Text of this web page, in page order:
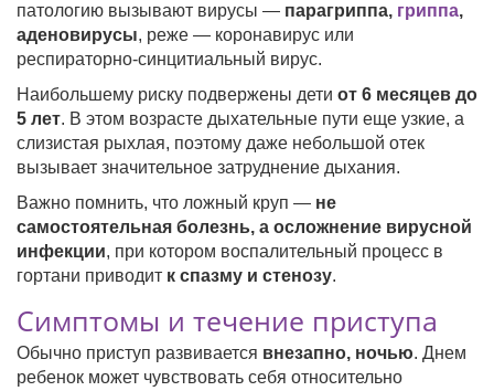
патологию вызывают вирусы — парагриппа, гриппа,
аденовирусы, реже — коронавирус или
респираторно-синцитиальный вирус.
Наибольшему риску подвержены дети от 6 месяцев до
5 лет. В этом возрасте дыхательные пути еще узкие, а
слизистая рыхлая, поэтому даже небольшой отек
вызывает значительное затруднение дыхания.
Важно помнить, что ложный круп — не
самостоятельная болезнь, а осложнение вирусной
инфекции, при котором воспалительный процесс в
гортани приводит к спазму и стенозу.
Симптомы и течение приступа
Обычно приступ развивается внезапно, ночью. Днем
ребенок может чувствовать себя относительно